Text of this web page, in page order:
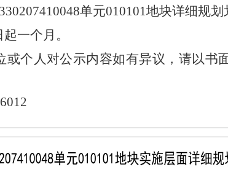
单元010101地块详细规划
一个月。
或个人对公示内容如有异议，请以书